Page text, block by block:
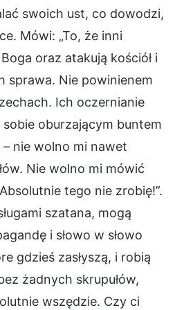
swoich ust, co dowodzi,
Mówi: „To, że inni
oraz atakują kościół i
sprawa. Nie powinienem
Ich oczernianie
oburzającym buntem
nie wolno mi nawet
Nie wolno mi mówić
tego nie zrobię!”.
szatana, mogą
i słowo w słowo
gdzieś zasłyszą, i robią
żadnych skrupułów,
wszędzie. Czy ci